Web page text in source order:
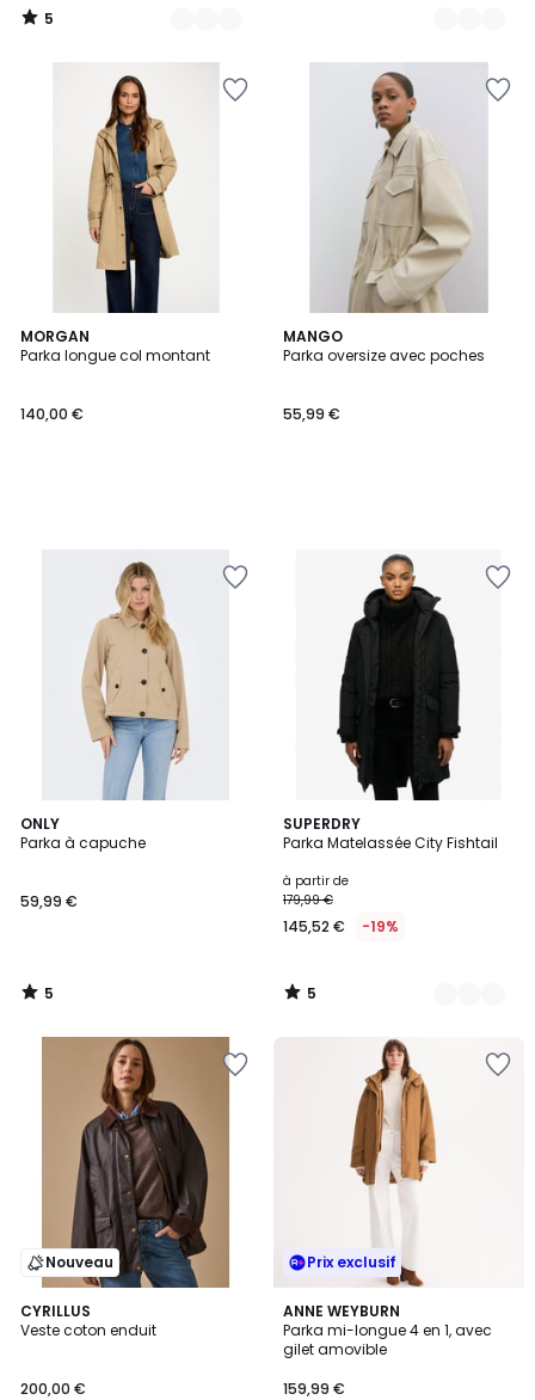
5
/
MORGAN
Parka longue col montant
140,00 €
MANGO
Parka oversize avec poches
55,99 €
ONLY
Parka à capuche
59,99 €
5
/
5
/
SUPERDRY
Parka Matelassée City Fishtail
à partir de
179,99 €
145,52 € -19%
5
/
2
Couleurs
5
/
Nouveau
CYRILLUS
Veste coton enduit
200,00 €
2
Couleurs
Prix exclusif
ANNE WEYBURN
Parka mi-longue 4 en 1, avec
gilet amovible
159,99 €
4,8
/ 5
2
Couleurs